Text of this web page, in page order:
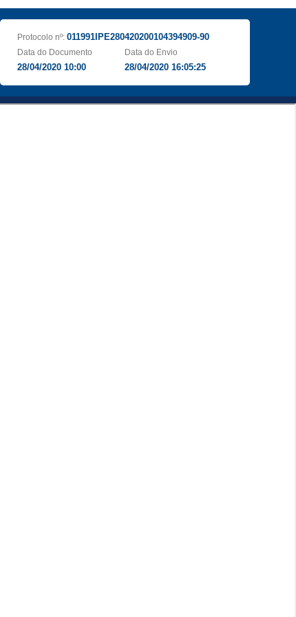
Protocolo nº: 011991IPE280420200104394909-90
Data do Documento
28/04/2020 10:00
Data do Envio
28/04/2020 16:05:25